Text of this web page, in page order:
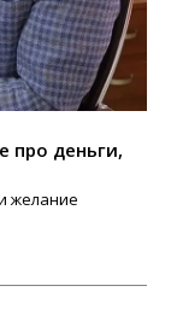
про деньги,
желание